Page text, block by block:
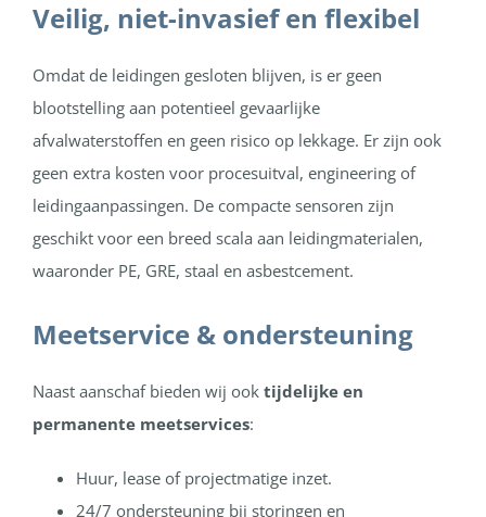
Veilig, niet-invasief en flexibel
Omdat de leidingen gesloten blijven, is er geen
blootstelling aan potentieel gevaarlijke
afvalwaterstoffen en geen risico op lekkage. Er zijn ook
geen extra kosten voor procesuitval, engineering of
leidingaanpassingen. De compacte sensoren zijn
geschikt voor een breed scala aan leidingmaterialen,
waaronder PE, GRE, staal en asbestcement.
Meetservice & ondersteuning
Naast aanschaf bieden wij ook tijdelijke en
permanente meetservices:
Huur, lease of projectmatige inzet.
24/7 ondersteuning bij storingen en